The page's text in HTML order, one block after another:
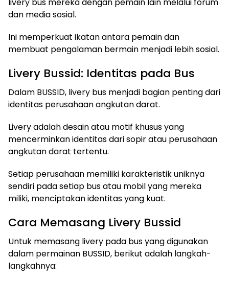
livery bus mereka dengan pemain lain melalui forum
dan media sosial.
Ini memperkuat ikatan antara pemain dan
membuat pengalaman bermain menjadi lebih sosial.
Livery Bussid: Identitas pada Bus
Dalam BUSSID, livery bus menjadi bagian penting dari
identitas perusahaan angkutan darat.
Livery adalah desain atau motif khusus yang
mencerminkan identitas dari sopir atau perusahaan
angkutan darat tertentu.
Setiap perusahaan memiliki karakteristik uniknya
sendiri pada setiap bus atau mobil yang mereka
miliki, menciptakan identitas yang kuat.
Cara Memasang Livery Bussid
Untuk memasang livery pada bus yang digunakan
dalam permainan BUSSID, berikut adalah langkah-
langkahnya: